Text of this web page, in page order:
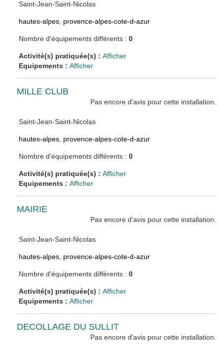
Saint-Jean-Saint-Nicolas
hautes-alpes provence-alpes-cote-d-azur
Nombre d'équipements différents :0
Activité(s) pratiquée(s) :Afficher
Equipements :Afficher
MILLE CLUB
Pas encore d'avis pour cette installation.
Saint-Jean-Saint-Nicolas
hautes-alpes provence-alpes-cote-d-azur
Nombre d'équipements différents :0
Activité(s) pratiquée(s) :Afficher
Equipements :Afficher
MAIRIE
Pas encore d'avis pour cette installation.
Saint-Jean-Saint-Nicolas
hautes-alpes provence-alpes-cote-d-azur
Nombre d'équipements différents :0
Activité(s) pratiquée(s) :Afficher
Equipements :Afficher
DECOLLAGE DU SULLIT
Pas encore d'avis pour cette installation.